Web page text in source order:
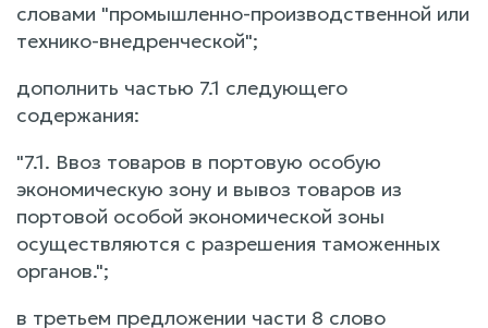
словами "промышленно-производственной или
технико-внедренческой";
дополнить частью 7.1 следующего
содержания:
"7.1. Ввоз товаров в портовую особую
экономическую зону и вывоз товаров из
портовой особой экономической зоны
осуществляются с разрешения таможенных
органов.";
в третьем предложении части 8 слово